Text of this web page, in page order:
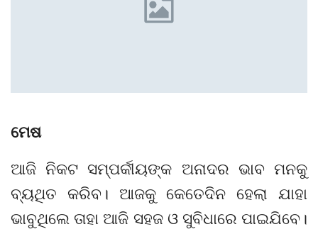
ମେଷ
ଆଜି ନିକଟ ସମ୍ପର୍କୀୟଙ୍କ ଅନାଦର ଭାବ ମନକୁ
ବ୍ୟଥିତ କରିବ। ଆଜକୁ କେତେଦିନ ହେଲା ଯାହା
ଭାବୁଥିଲେ ତାହା ଆଜି ସହଜ ଓ ସୁବିଧାରେ ପାଇଯିବେ।